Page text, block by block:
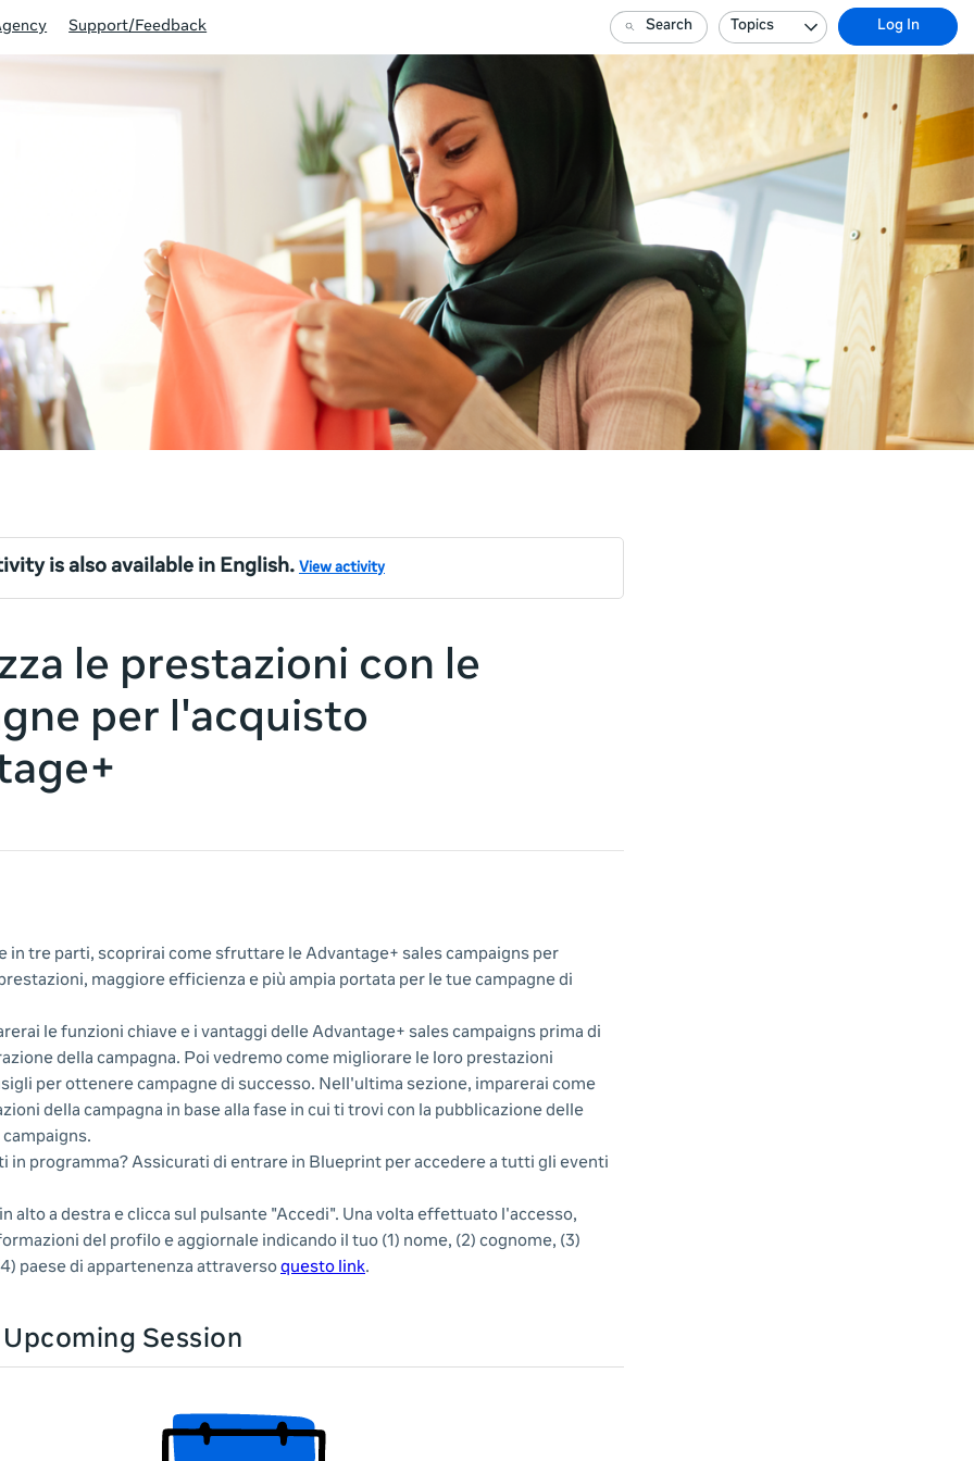
Support/Feedback Search Topics Log In
is also available in English. View activity
le prestazioni con le
per l'acquisto
in tre parti, scoprirai come sfruttare le Advantage+ sales campaigns per
maggiore efficienza e più ampia portata per le tue campagne di
le funzioni chiave e i vantaggi delle Advantage+ sales campaigns prima di
della campagna. Poi vedremo come migliorare le loro prestazioni
per ottenere campagne di successo. Nell'ultima sezione, imparerai come
della campagna in base alla fase in cui ti trovi con la pubblicazione delle
in programma? Assicurati di entrare in Blueprint per accedere a tutti gli eventi
alto a destra e clicca sul pulsante "Accedi". Una volta effettuato l'accesso,
del profilo e aggiornale indicando il tuo (1) nome, (2) cognome, (3)
paese di appartenenza attraversoquesto link.
Upcoming Session